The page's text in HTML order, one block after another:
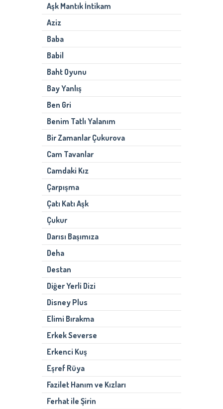
Aşk Mantık İntikam
Aziz
Baba
Babil
Baht Oyunu
Bay Yanlış
Ben Gri
Benim Tatlı Yalanım
Bir Zamanlar Çukurova
Cam Tavanlar
Camdaki Kız
Çarpışma
Çatı Katı Aşk
Çukur
Darısı Başımıza
Deha
Destan
Diğer Yerli Dizi
Disney Plus
Elimi Bırakma
Erkek Severse
Erkenci Kuş
Eşref Rüya
Fazilet Hanım ve Kızları
Ferhat ile Şirin